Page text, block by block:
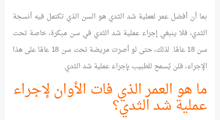
بما أن أفضل عمر لعملية شد الثدي هو السن الذي تكتمل فيه أنسجة
الثدي، فلا ينبغي إجراء عملية شد الثدي في سن مبكرة، خاصة تحت
سن 18 عامًا. لذلك، حتى لو أصرت مريضة تحت سن 18 عامًا على هذا
الإجراء، فلن يُسمح للطبيب بإجراء عملية شد الثدي.
ما هو العمر الذي فات الأوان لإجراء
عملية شد الثدي؟